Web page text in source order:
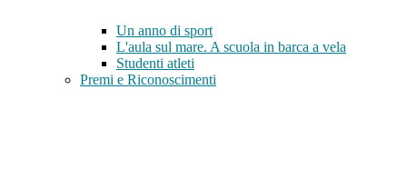
Un anno di sport
L'aula sul mare. A scuola in barca a vela
Studenti atleti
Premi e Riconoscimenti